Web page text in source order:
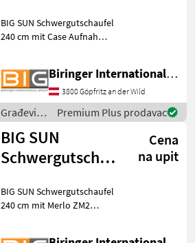
Aufnahme
BIG SUN Schwergutschaufel
240 cm mit Case Aufnahme
Građevinski strojevi Lopate
i kante
Biringer International GmbH
3800 Göpfritz an der Wild
Građevinski
strojevi /
BIG
Premium Plus prodavac
BIG SUN
Schwergutschaufel
Merlo ZM2 Aufna
Cena
na upit
BIG SUN Schwergutschaufel
240 cm mit Merlo ZM2